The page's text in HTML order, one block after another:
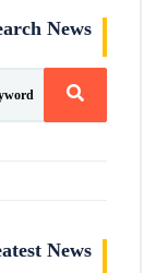
News
News